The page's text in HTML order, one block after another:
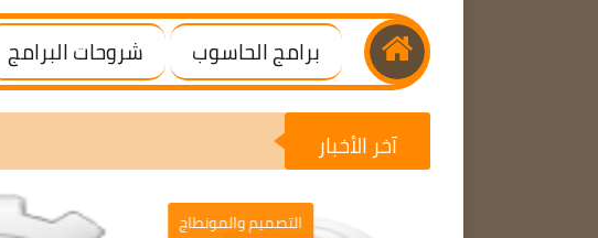
برامج الحاسوب شروحات البرامج
آخر الأخبار
التصميم والمونطاج